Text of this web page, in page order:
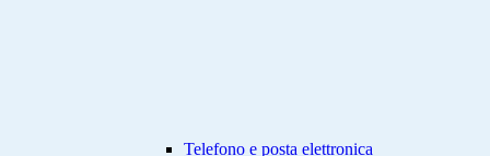
Telefono e posta elettronica